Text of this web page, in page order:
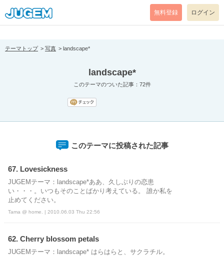
[pear_error: message="Success" code=0 mode=return level=notice
prefix="" info=""]
無料登録 ログイン
テーマトップ 写真 landscape*
landscape*
このテーマのついた記事：72件
このテーマに投稿された記事
67. Lovesickness
JUGEMテーマ：landscape*ああ、久しぶりの恋患
い・・・。いつもそのことばかり考えている。 誰か私を
止めてください。
Tama @ home. | 2010.06.03 Thu 22:56
62. Cherry blossom petals
JUGEMテーマ：landscape* はらはらと、サクラチル。